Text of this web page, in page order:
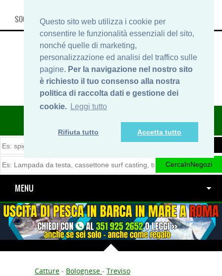
Questo sito web utilizza i cookie per
consentire le funzionalità essenziali del sito,
nonché quelle di marketing,
personalizzazione ed analisi del traffico sulle
pagine. Per la navigazione nel nostro sito
è richiesto il tuo consenso alla nostra
politica di raccolta dati e gestione dei
cookie. Leggi tutto
Rifiuta tutto Accetta tutto
SOCIAL, INFO & SHOP
ITINERARIDIPESCA.IT
MENU
Catture - Bolognese - Treviso